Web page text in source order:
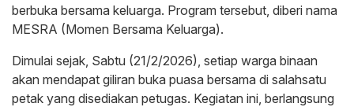
berbuka bersama keluarga. Program tersebut, diberi nama
MESRA (Momen Bersama Keluarga).
Dimulai sejak, Sabtu (21/2/2026), setiap warga binaan
akan mendapat giliran buka puasa bersama di salahsatu
petak yang disediakan petugas. Kegiatan ini, berlangsung